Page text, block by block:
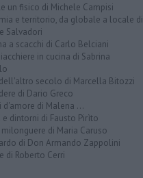
un fisico di Michele Campisi
e territorio, da globale a locale di
Salvadori
a scacchi di Carlo Belciani
in cucina di Sabrina
secolo di Marcella Bitozzi
di Dario Greco
d'amore di Malena ...
e dintorni di Fausto Pirìto
di Maria Caruso
di Don Armando Zappolini
di Roberto Cerri